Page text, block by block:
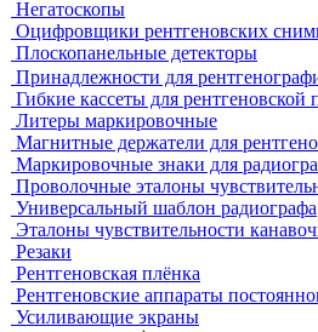
Секундомеры
Расходные материалы для
контроля
Динамометры
Измерительный инструмент
Радиационный контроль
Проявочные машины для
Денситометры
Дозиметры
Импульсные рентгеновские
Комплексы цифровой радиографии
Кроулеры
Негатоскопы
Оцифровщики рентгеновских
Плоскопанельные детекторы